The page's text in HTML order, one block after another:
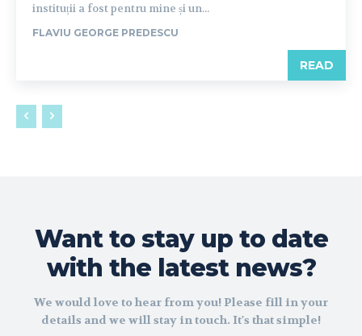
instituții a fost pentru mine și un...
FLAVIU GEORGE PREDESCU
READ
Want to stay up to date
with the latest news?
We would love to hear from you! Please fill in your
details and we will stay in touch. It's that simple!